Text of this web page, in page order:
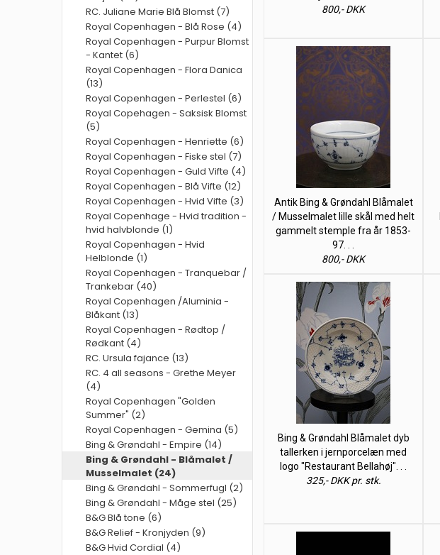
800,- DKK
Antik Bing & Grøndahl Blåmalet
/ Musselmalet lille skål med helt
gammelt stemple fra år 1853-
97. . .
800,- DKK
Bing & Grøndahl Blåmalet dyb
tallerken i jernporcelæn med
logo "Restaurant Bellahøj". . .
325,- DKK pr. stk.
RC. Juliane Marie Blå Blomst (7)
Royal Copenhagen - Blå Rose (4)
Royal Copenhagen - Purpur Blomst
- Kantet (6)
Royal Copenhagen - Flora Danica
(13)
Royal Copenhagen - Perlestel (6)
Royal Copehagen - Saksisk Blomst
(5)
Royal Copenhagen - Henriette (6)
Royal Copenhagen - Fiske stel (7)
Royal Copenhagen - Guld Vifte (4)
Royal Copenhagen - Blå Vifte (12)
Royal Copenhagen - Hvid Vifte (3)
Royal Copenhage - Hvid tradition -
hvid halvblonde (1)
Royal Copenhagen - Hvid
Helblonde (1)
Royal Copenhagen - Tranquebar /
Trankebar (40)
Royal Copenhagen /Aluminia -
Blåkant (13)
Royal Copenhagen - Rødtop /
Rødkant (4)
RC. Ursula fajance (13)
RC. 4 all seasons - Grethe Meyer
(4)
Royal Copenhagen "Golden
Summer" (2)
Royal Copenhagen - Gemina (5)
Bing & Grøndahl - Empire (14)
Bing & Grøndahl - Blåmalet /
Musselmalet (24)
Bing & Grøndahl - Sommerfugl (2)
Bing & Grøndahl - Måge stel (25)
B&G Blå tone (6)
B&G Relief - Kronjyden (9)
B&G Hvid Cordial (4)